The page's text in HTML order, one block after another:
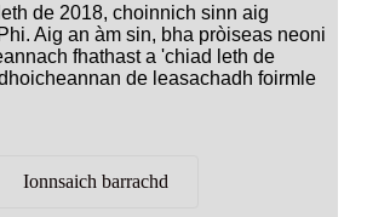
de 2018, choinnich sinn aig
Aig an àm sin, bha pròiseas neoni
fhathast a 'chiad leth de
de leasachadh foirmle
Ionnsaich barrachd